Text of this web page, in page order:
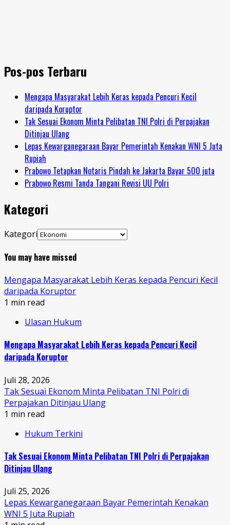
Pos-pos Terbaru
Mengapa Masyarakat Lebih Keras kepada Pencuri Kecil
daripada Koruptor
Tak Sesuai Ekonom Minta Pelibatan TNI Polri di Perpajakan
Ditinjau Ulang
Lepas Kewarganegaraan Bayar Pemerintah Kenakan WNI 5 Juta
Rupiah
Prabowo Tetapkan Notaris Pindah ke Jakarta Bayar 500 juta
Prabowo Resmi Tanda Tangani Revisi UU Polri
Kategori
Kategori
You may have missed
Mengapa Masyarakat Lebih Keras kepada Pencuri Kecil
daripada Koruptor
1 min read
Ulasan Hukum
Mengapa Masyarakat Lebih Keras kepada Pencuri Kecil
daripada Koruptor
Juli 28, 2026
Tak Sesuai Ekonom Minta Pelibatan TNI Polri di
Perpajakan Ditinjau Ulang
1 min read
Hukum Terkini
Tak Sesuai Ekonom Minta Pelibatan TNI Polri di Perpajakan
Ditinjau Ulang
Juli 25, 2026
Lepas Kewarganegaraan Bayar Pemerintah Kenakan
WNI 5 Juta Rupiah